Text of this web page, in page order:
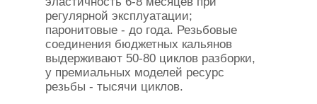
регулярной эксплуатации;
паронитовые - до года. Резьбовые
соединения бюджетных кальянов
выдерживают 50-80 циклов разборки,
у премиальных моделей ресурс
резьбы - тысячи циклов.